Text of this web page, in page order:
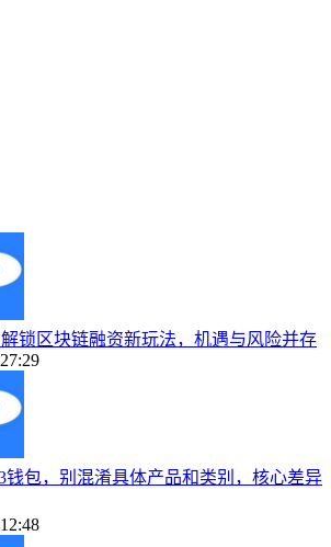
锁区块链融资新玩法，机遇与风险并存
钱包，别混淆具体产品和类别，核心差异